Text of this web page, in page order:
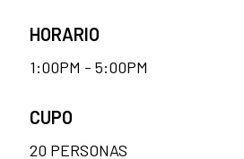
HORARIO
1:00PM - 5:00PM
CUPO
20 PERSONAS